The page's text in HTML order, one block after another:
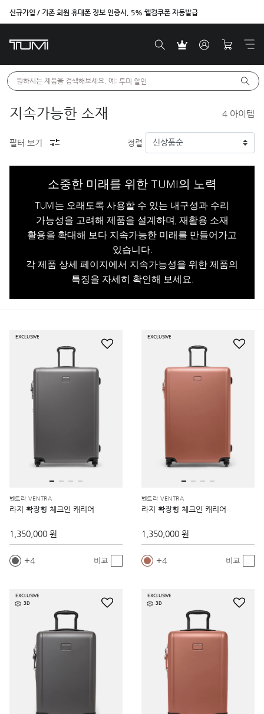
신규가입 / 기존 회원 휴대폰 정보 인증시, 5% 웰컴쿠폰 자동발급
원하시는 제품을 검색해보세요. 예: 투미 할인
지속가능한 소재 4 아이템
필터 보기 정렬
소중한 미래를 위한 TUMI의 노력
TUMI는 오래도록 사용할 수 있는 내구성과 수리
가능성을 고려해 제품을 설계하며, 재활용 소재
활용을 확대해 보다 지속가능한 미래를 만들어가고
있습니다.
각 제품 상세 페이지에서 지속가능성을 위한 제품의
특징을 자세히 확인해 보세요.
EXCLUSIVE
벤트라 VENTRA
라지 확장형 체크인 캐리어
1,350,000 원
4 비교
EXCLUSIVE
벤트라 VENTRA
라지 확장형 체크인 캐리어
1,350,000 원
4 비교
EXCLUSIVE
3D
EXCLUSIVE
3D